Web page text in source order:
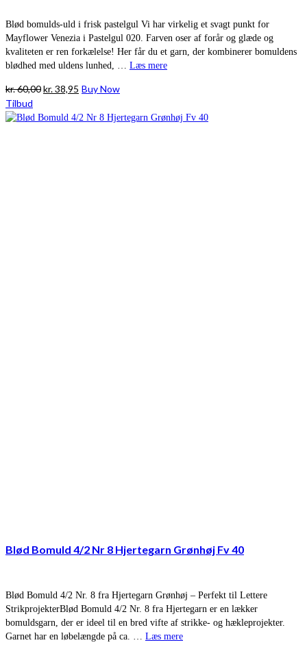
Blød bomulds-uld i frisk pastelgul Vi har virkelig et svagt punkt for
Mayflower Venezia i Pastelgul 020. Farven oser af forår og glæde og
kvaliteten er ren forkælelse! Her får du et garn, der kombinerer bomuldens
blødhed med uldens lunhed, … Læs mere
kr.60,00Den
pris
kr.38,95 Den
pris
Buy Now
Tilbud
Blød Bomuld 4/2 Nr 8 Hjertegarn Grønhøj Fv 40
Blød Bomuld 4/2 Nr. 8 fra Hjertegarn Grønhøj – Perfekt til Lettere
StrikprojekterBlød Bomuld 4/2 Nr. 8 fra Hjertegarn er en lækker
bomuldsgarn, der er ideel til en bred vifte af strikke- og hækleprojekter.
Garnet har en løbelængde på ca. … Læs mere